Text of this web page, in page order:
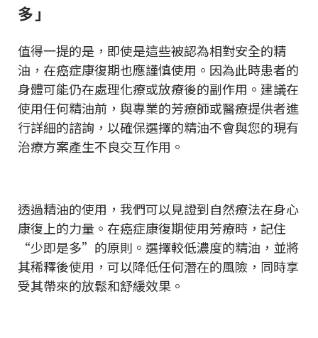
多」
值得一提的是，即使是這些被認為相對安全的精
油，在癌症康復期也應謹慎使用。因為此時患者的
身體可能仍在處理化療或放療後的副作用。建議在
使用任何精油前，與專業的芳療師或醫療提供者進
行詳細的諮詢，以確保選擇的精油不會與您的現有
治療方案產生不良交互作用。
透過精油的使用，我們可以見證到自然療法在身心
康復上的力量。在癌症康復期使用芳療時，記住
“少即是多”的原則。選擇較低濃度的精油，並將
其稀釋後使用，可以降低任何潛在的風險，同時享
受其帶來的放鬆和舒緩效果。